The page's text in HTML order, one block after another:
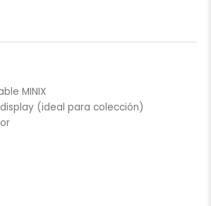
MINIX
(ideal para colección)